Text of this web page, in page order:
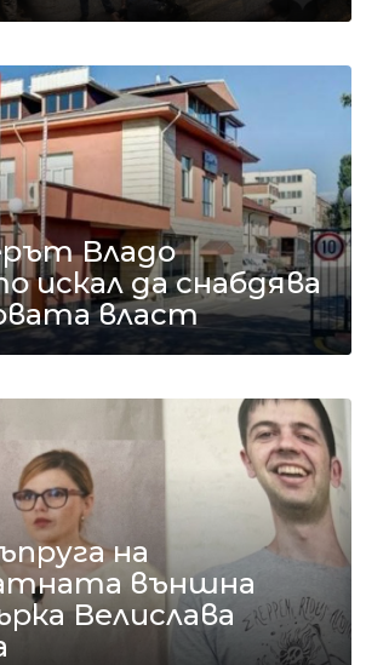
Владо
искал да снабдява
власт
на
външна
Велислава